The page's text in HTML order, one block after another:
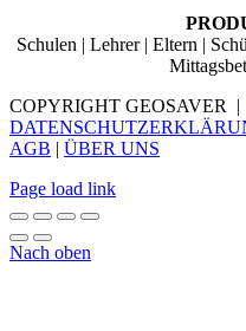
Schulen | Lehrer | Eltern |
COPYRIGHT GEOSAVER |
AGB | ÜBER UNS
Page load link
Nach oben